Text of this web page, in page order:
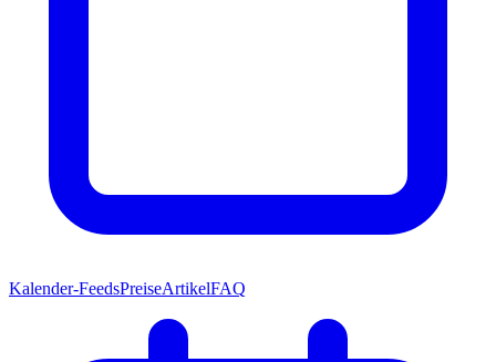
Kalender-FeedsPreiseArtikelFAQ